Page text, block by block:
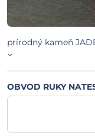
prírodný kameň
OBVOD RUKY